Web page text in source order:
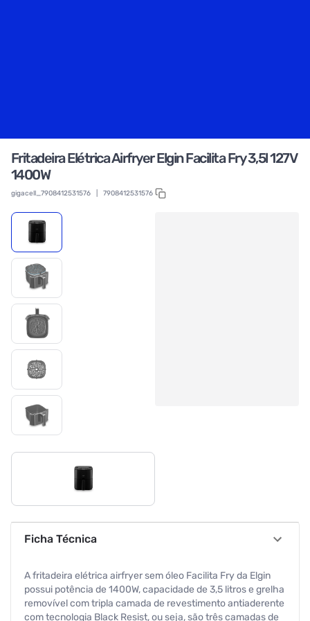
Fritadeira Elétrica Airfryer Elgin Facilita Fry 3,5l 127V
1400W
gigacell_7908412531576 7908412531576
Ficha Técnica
A fritadeira elétrica airfryer sem óleo Facilita Fry da Elgin
possui potência de 1400W, capacidade de 3,5 litros e grelha
removível com tripla camada de revestimento antiaderente
com tecnologia Black Resist, ou seja, são três camadas de